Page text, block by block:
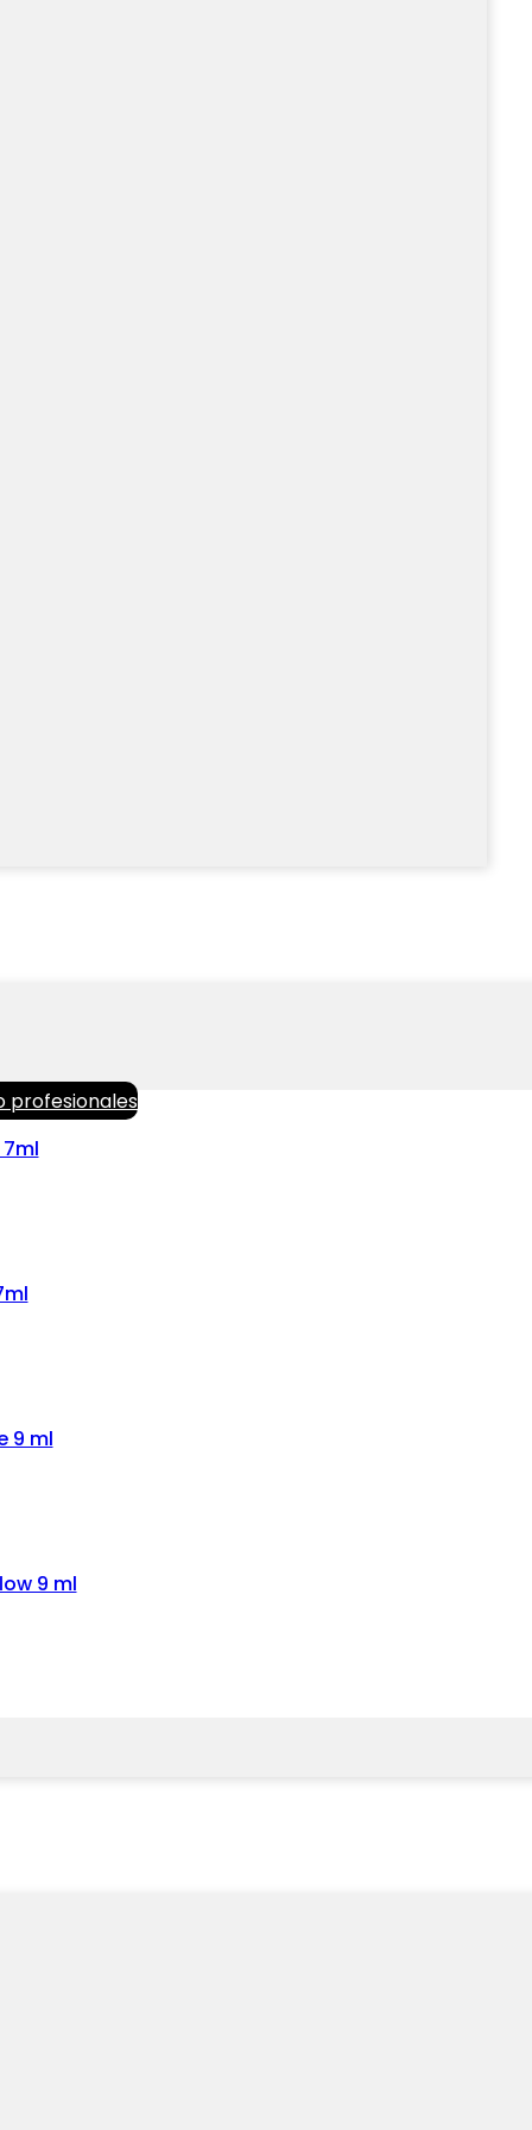
profesionales
9 ml
9 ml